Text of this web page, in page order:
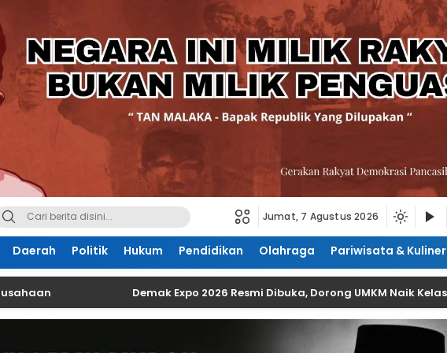
Jumat, 7 Agustus 2026
Daerah Politik Hukum Pendidikan Olahraga Pariwisata & Kuliner
Demak Expo 2026 Resmi Dibuka, Dorong UMKM Naik Kelas